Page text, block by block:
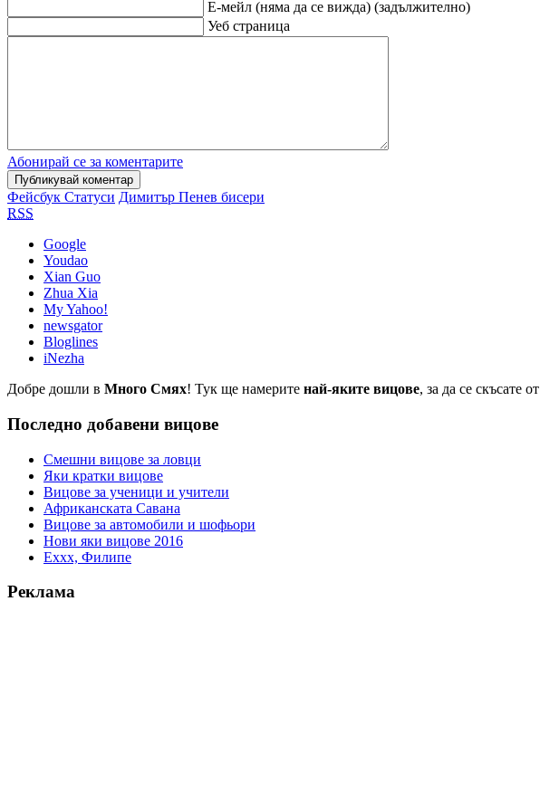
Е-мейл (няма да се вижда) (задължително)
Уеб страница
Абонирай се за коментарите
Фейсбук Статуси Димитър Пенев бисери
RSS
Google
Youdao
Xian Guo
Zhua Xia
My Yahoo!
newsgator
Bloglines
iNezha
Добре дошли в Много Смях! Тук ще намерите най-яките вицове, за да се скъсате от
Последно добавени вицове
Смешни вицове за ловци
Яки кратки вицове
Вицове за ученици и учители
Африканската Савана
Вицове за автомобили и шофьори
Нови яки вицове 2016
Еххх, Филипе
Реклама